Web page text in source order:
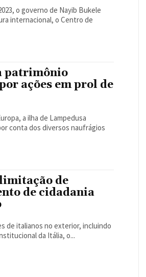
internacional, o Centro de
patrimônio
ações em prol de
a ilha de Lampedusa
conta dos diversos naufrágios
de
de cidadania
de italianos no exterior, incluindo
da Itália, o...